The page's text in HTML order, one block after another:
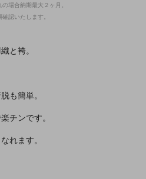
場合納期最大２ヶ月。
認いたします。
と袴。
も簡単。
チンです。
れます。